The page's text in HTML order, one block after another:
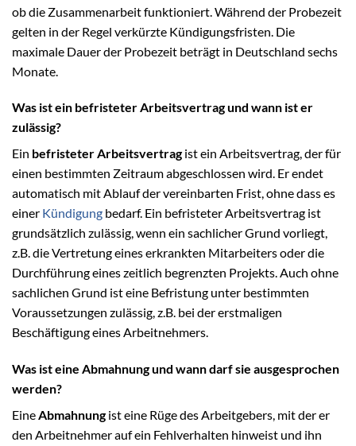
ob die Zusammenarbeit funktioniert. Während der Probezeit
gelten in der Regel verkürzte Kündigungsfristen. Die
maximale Dauer der Probezeit beträgt in Deutschland sechs
Monate.
Was ist ein befristeter Arbeitsvertrag und wann ist er
zulässig?
Ein befristeter Arbeitsvertragist ein Arbeitsvertrag, der für
einen bestimmten Zeitraum abgeschlossen wird. Er endet
automatisch mit Ablauf der vereinbarten Frist, ohne dass es
einer Kündigung bedarf. Ein befristeter Arbeitsvertrag ist
grundsätzlich zulässig, wenn ein sachlicher Grund vorliegt,
z.B. die Vertretung eines erkrankten Mitarbeiters oder die
Durchführung eines zeitlich begrenzten Projekts. Auch ohne
sachlichen Grund ist eine Befristung unter bestimmten
Voraussetzungen zulässig, z.B. bei der erstmaligen
Beschäftigung eines Arbeitnehmers.
Was ist eine Abmahnung und wann darf sie ausgesprochen
werden?
EineAbmahnungist eine Rüge des Arbeitgebers, mit der er
den Arbeitnehmer auf ein Fehlverhalten hinweist und ihn